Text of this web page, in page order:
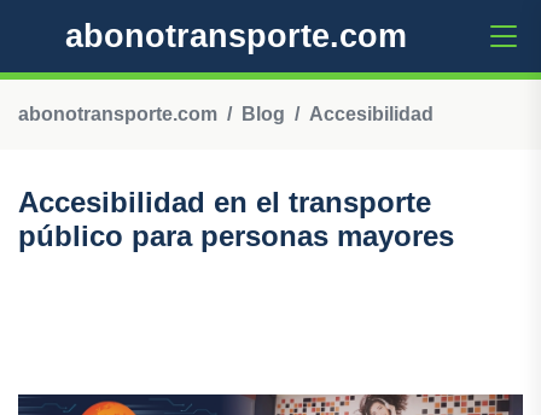
abonotransporte.com
abonotransporte.com Blog Accesibilidad
Accesibilidad en el transporte
público para personas mayores